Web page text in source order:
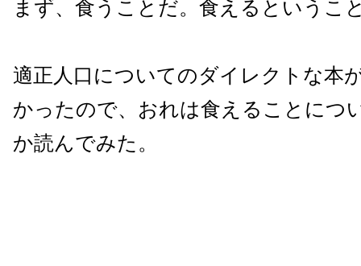
まず、食うことだ。食えるというこ
適正人口についてのダイレクトな本
かったので、おれは食えることにつ
か読んでみた。